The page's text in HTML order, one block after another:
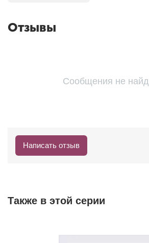
Отзывы
Сообщения не
Написать отзыв
Также в этой серии